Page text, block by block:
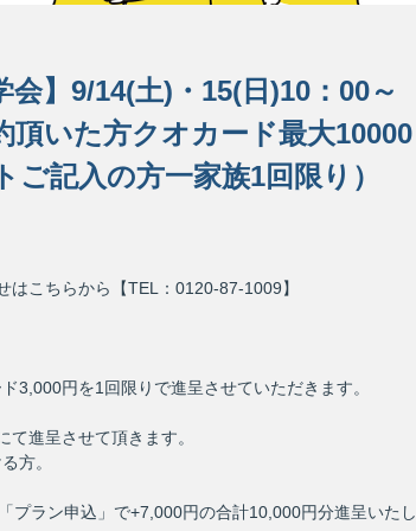
】9/14(土)・15(日)10：00～
いた方クオカード最大10000
記入の方一家族1回限り）
こちらから【TEL：0120-87-1009】
3,000円を1回限りで進呈させていただきます。
進呈させて頂きます。
方。
プラン申込」で+7,000円の合計10,000円分進呈いたし